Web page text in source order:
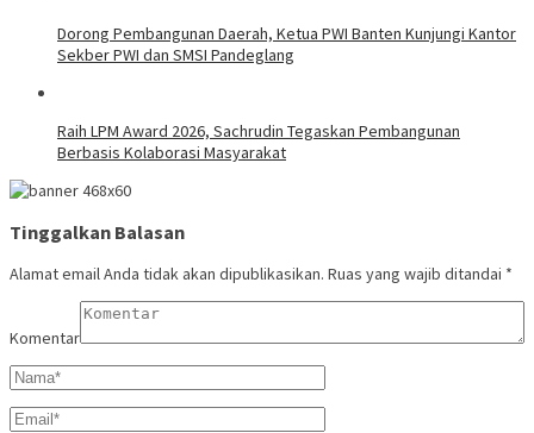
Dorong Pembangunan Daerah, Ketua PWI Banten Kunjungi Kantor
Sekber PWI dan SMSI Pandeglang
Raih LPM Award 2026, Sachrudin Tegaskan Pembangunan
Berbasis Kolaborasi Masyarakat
Tinggalkan Balasan
Alamat email Anda tidak akan dipublikasikan. Ruas yang wajib ditandai *
Komentar